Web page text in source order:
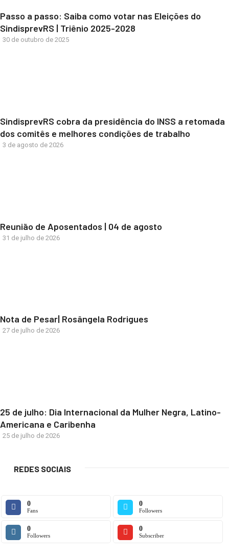
Passo a passo: Saiba como votar nas Eleições do
SindisprevRS | Triênio 2025-2028
30 de outubro de 2025
SindisprevRS cobra da presidência do INSS a retomada
dos comitês e melhores condições de trabalho
3 de agosto de 2026
Reunião de Aposentados | 04 de agosto
31 de julho de 2026
Nota de Pesar| Rosângela Rodrigues
27 de julho de 2026
25 de julho: Dia Internacional da Mulher Negra, Latino-
Americana e Caribenha
25 de julho de 2026
REDES SOCIAIS
0
Fans
0
Followers
0
Followers
0
Subscriber